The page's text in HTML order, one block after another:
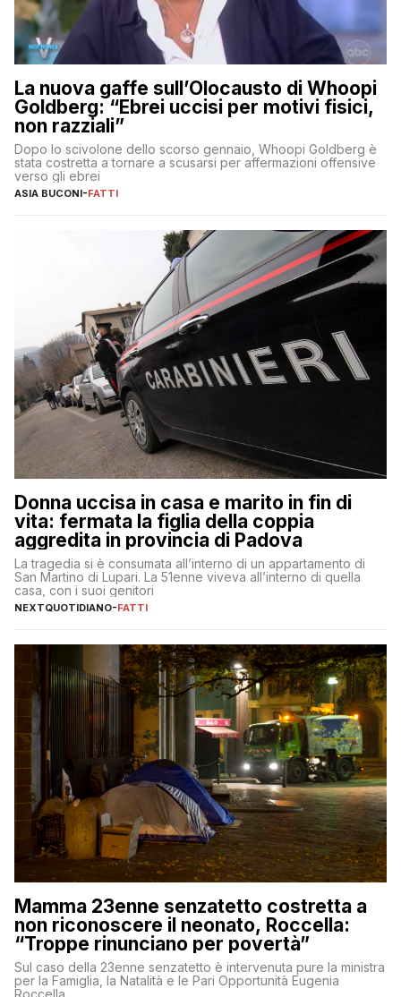
La nuova gaffe sull’Olocausto di Whoopi
Goldberg: “Ebrei uccisi per motivi fisici,
non razziali”
Dopo lo scivolone dello scorso gennaio, Whoopi Goldberg è
stata costretta a tornare a scusarsi per affermazioni offensive
verso gli ebrei
ASIA BUCONI-FATTI
Donna uccisa in casa e marito in fin di
vita: fermata la figlia della coppia
aggredita in provincia di Padova
La tragedia si è consumata all’interno di un appartamento di
San Martino di Lupari. La 51enne viveva all’interno di quella
casa, con i suoi genitori
NEXTQUOTIDIANO-FATTI
Mamma 23enne senzatetto costretta a
non riconoscere il neonato, Roccella:
“Troppe rinunciano per povertà”
Sul caso della 23enne senzatetto è intervenuta pure la ministra
per la Famiglia, la Natalità e le Pari Opportunità Eugenia
Roccella